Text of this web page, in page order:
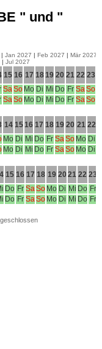
" und "
| Jan 2027 | Feb 2027 | Mär 2027
| Jul 2027
15 16 17 1819 20 21 22 23
SaSo Mo Di Mi Do Fr SaSo
SaSo Mo Di Mi Do Fr SaSo
14 1516 17 18 19 20 21 22
Mo Di Mi Do Fr SaSo Mo Di
Mo Di Mi Do Fr SaSo Mo Di
15 16 17 18 19 20 21 22 23
Do Fr SaSo Mo Di Mi Do Fr
Do Fr SaSo Mo Di Mi Do Fr
geschlossen